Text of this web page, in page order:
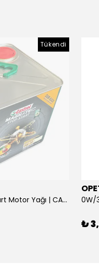
Tükendi
0W/30 10.5L Stop/Start Motor Yağı | CASTROL 0W/
₺